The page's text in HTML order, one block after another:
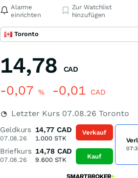
Alarme
einrichten
Zur Watchlist
hinzufügen
Toronto
14,78 CAD
-0,07 % -0,01 CAD
Letzter Kurs 07.08.26 Toronto
Geldkurs
07.08.26
14,77 CAD
1.000STK
Briefkurs
07.08.26
14,78 CAD
9.600STK
Verkauf
Kauf